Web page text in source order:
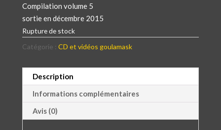
Compilation volume 5
sortie en décembre 2015
Rupture de stock
Catégorie : CD et vidéos goulamask
Description
Informations complémentaires
Avis (0)